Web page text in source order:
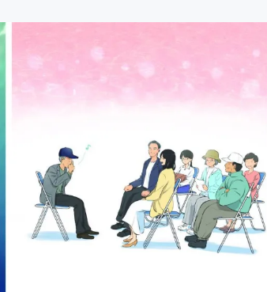
ゲーム・サービス開発
書籍・雑誌出版
チャレンジ